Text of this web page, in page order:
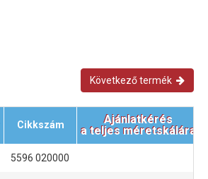
Következő termék
Cikkszám
Ajánlatkérés
a teljes méretskálára
5596 020000